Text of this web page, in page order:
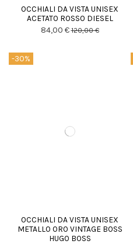
OCCHIALI DA VISTA UNISEX
ACETATO ROSSO DIESEL
84,00 €120,00 €
-30%
OCCHIALI DA VISTA UNISEX
METALLO ORO VINTAGE BOSS
HUGO BOSS